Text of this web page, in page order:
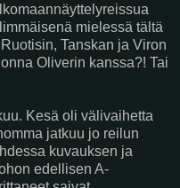
mielessä tältä
Tanskan ja Viron
Oliverin kanssa?! Tai
Kesä oli välivaihetta
jatkuu jo reilun
kuvauksen ja
edellisen A-